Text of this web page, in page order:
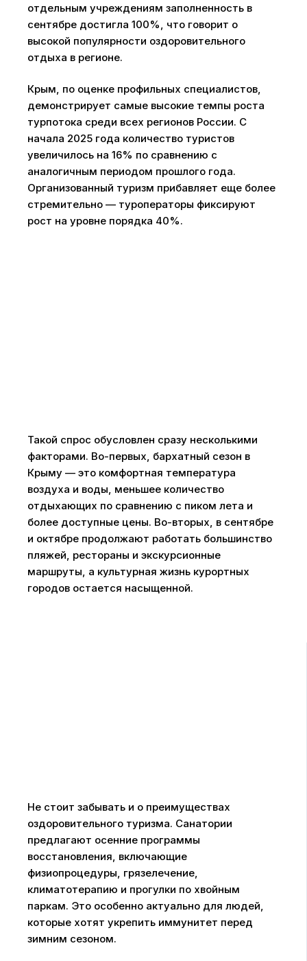
отдельным учреждениям заполненность в
сентябре достигла 100%, что говорит о
высокой популярности оздоровительного
отдыха в регионе.
Крым, по оценке профильных специалистов,
демонстрирует самые высокие темпы роста
турпотока среди всех регионов России. С
начала 2025 года количество туристов
увеличилось на 16% по сравнению с
аналогичным периодом прошлого года.
Организованный туризм прибавляет еще более
стремительно — туроператоры фиксируют
рост на уровне порядка 40%.
Такой спрос обусловлен сразу несколькими
факторами. Во-первых, бархатный сезон в
Крыму — это комфортная температура
воздуха и воды, меньшее количество
отдыхающих по сравнению с пиком лета и
более доступные цены. Во-вторых, в сентябре
и октябре продолжают работать большинство
пляжей, рестораны и экскурсионные
маршруты, а культурная жизнь курортных
городов остается насыщенной.
Не стоит забывать и о преимуществах
оздоровительного туризма. Санатории
предлагают осенние программы
восстановления, включающие
физиопроцедуры, грязелечение,
климатотерапию и прогулки по хвойным
паркам. Это особенно актуально для людей,
которые хотят укрепить иммунитет перед
зимним сезоном.